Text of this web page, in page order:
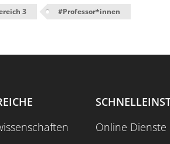
3 #Professor*innen
Online Dienste